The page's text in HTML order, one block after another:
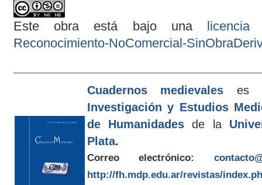
Este obra está bajo una
Reconocimiento-NoComercial-
Cuadernos medievales es
Investigación y Estudios
de Humanidades de la
Plata.
Correo electrónico:
http://fh.mdp.edu.ar/revistas/